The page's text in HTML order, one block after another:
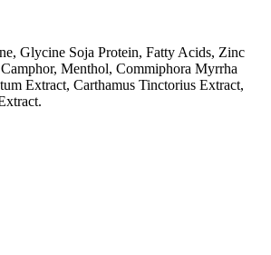
Glycine Soja Protein, Fatty Acids, Zinc
Menthol, Commiphora Myrrha
Extract, Carthamus Tinctorius Extract,